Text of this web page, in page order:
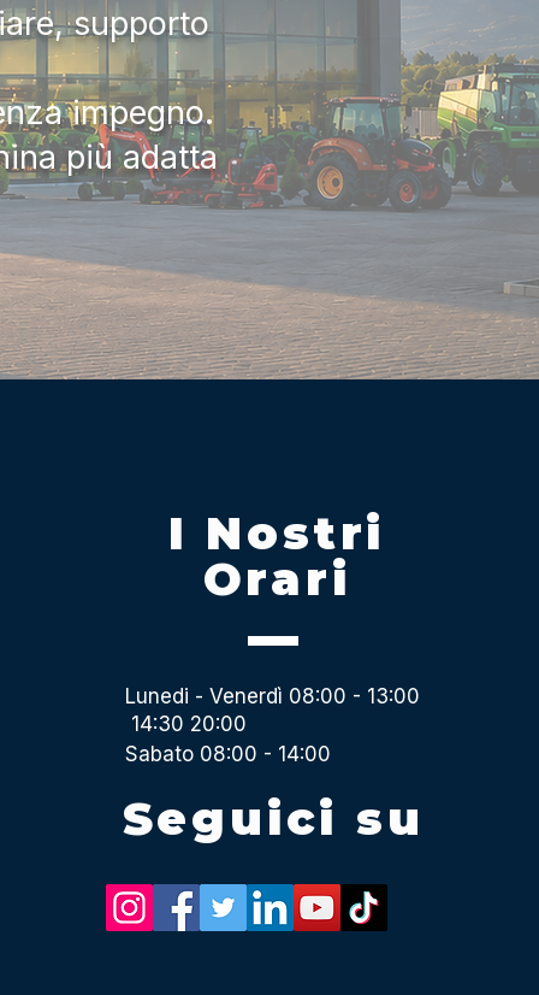
supporto
impegno.
più adatta
I Nostri
Orari
Lunedi - Venerdì 08:00 - 13:00
14:30 20:00
Sabato 08:00 - 14:00
Seguici su